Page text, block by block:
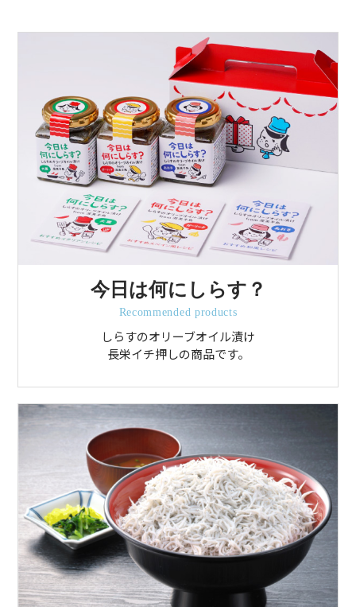
今日は何にしらす？
Recommended products
しらすのオリーブオイル漬け
長栄イチ押しの商品です。